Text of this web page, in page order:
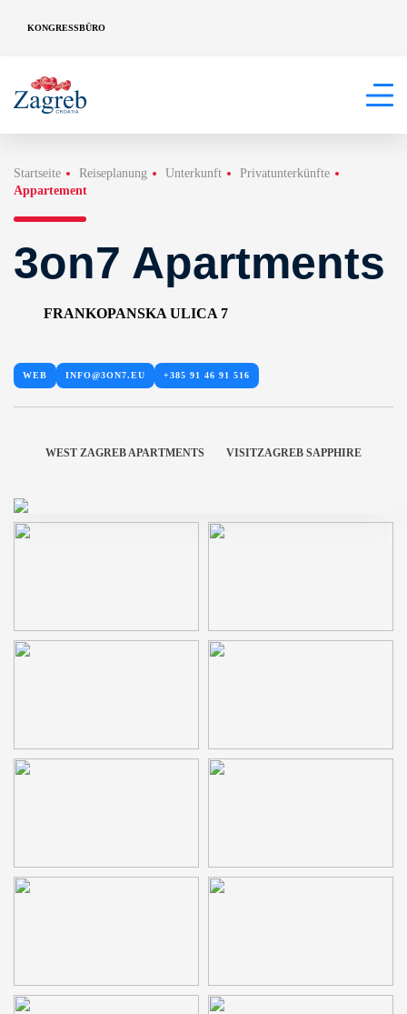
KONGRESSBÜRO
Startseite Reiseplanung Unterkunft
Privatunterkünfte
Appartement
3on7 Apartments
FRANKOPANSKA ULICA 7
WEB INFO@3ON7.EU +385 91 46 91 516
WEST ZAGREB APARTMENTS VISITZAGREB SAPPHIRE